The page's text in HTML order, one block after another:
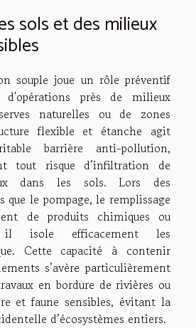
sols et des milieux
souple joue un rôle préventif
d'opérations près de milieux
naturelles ou de zones
flexible et étanche agit
barrière anti-pollution,
tout risque d’infiltration de
dans les sols. Lors des
le pompage, le remplissage
de produits chimiques ou
il isole efficacement les
Cette capacité à contenir
s’avère particulièrement
en bordure de rivières ou
et faune sensibles, évitant la
d’écosystèmes entiers.